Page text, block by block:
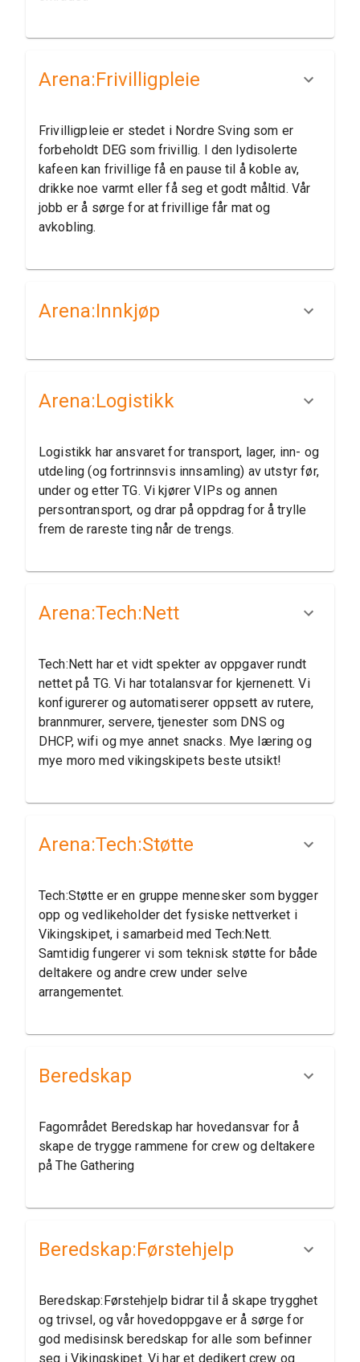
Arena:​Frivilligpleie
Frivilligpleie er stedet i Nordre Sving som er
forbeholdt DEG som frivillig. I den lydisolerte
kafeen kan frivillige få en pause til å koble av,
drikke noe varmt eller få seg et godt måltid. Vår
jobb er å sørge for at frivillige får mat og
avkobling.
Arena:​Innkjøp
Arena:​Logistikk
Logistikk har ansvaret for transport, lager, inn- og
utdeling (og fortrinnsvis innsamling) av utstyr før,
under og etter TG. Vi kjører VIPs og annen
persontransport, og drar på oppdrag for å trylle
frem de rareste ting når de trengs.
Arena:​Tech:​Nett
Tech:Nett har et vidt spekter av oppgaver rundt
nettet på TG. Vi har totalansvar for kjernenett. Vi
konfigurerer og automatiserer oppsett av rutere,
brannmurer, servere, tjenester som DNS og
DHCP, wifi og mye annet snacks. Mye læring og
mye moro med vikingskipets beste utsikt!
Arena:​Tech:​Støtte
Tech:Støtte er en gruppe mennesker som bygger
opp og vedlikeholder det fysiske nettverket i
Vikingskipet, i samarbeid med Tech:Nett.
Samtidig fungerer vi som teknisk støtte for både
deltakere og andre crew under selve
arrangementet.
Beredskap
Fagområdet Beredskap har hovedansvar for å
skape de trygge rammene for crew og deltakere
på The Gathering
Beredskap:​Førstehjelp
Beredskap:Førstehjelp bidrar til å skape trygghet
og trivsel, og vår hovedoppgave er å sørge for
god medisinsk beredskap for alle som befinner
seg i Vikingskipet. Vi har et dedikert crew og